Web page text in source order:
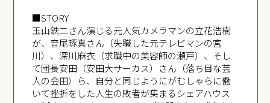
■STORY
玉山鉄二さん演じる元人気カメラマンの立花浩樹
が、音尾琢真さん（失職した元テレビマンの宮
川）、深川麻衣（求職中の美容師の瀬戸）、そし
て団長安田（安田大サーカス）さん（落ち目な芸
人の会田）ら、自分と同じようにがむしゃらに働
いて挫折をした人生の敗者が集まるシェアハウス